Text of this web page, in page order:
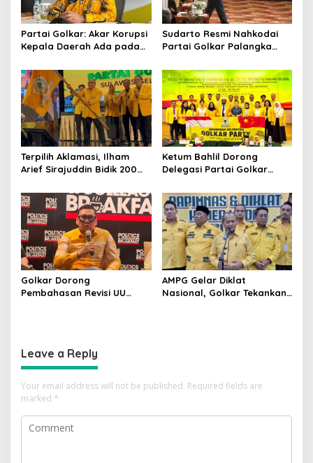
Partai Golkar: Akar Korupsi
Kepala Daerah Ada pada
Pilkada
Sudarto Resmi Nahkodai
Partai Golkar Palangka
Semakin Solid dan
Dipercaya Rakyat
Terpilih Aklamasi, Ilham
Arief Sirajuddin Bidik 200
Pemilu 2029
Ketum Bahlil Dorong
Delegasi Partai Golkar
Ngabalin Belajar Hilirisasi
Hingga Industrialisasi dari
China
Golkar Dorong
Pembahasan Revisi UU
AMPG Gelar Diklat
Nasional, Golkar Tekankan
Leave a Reply
Your email address will not be published. Required fields are
marked *